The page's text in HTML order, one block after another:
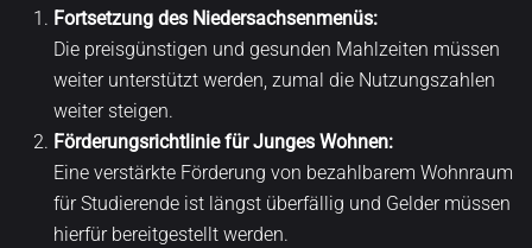
Fortsetzung des Niedersachsenmenüs:
Die preisgünstigen und gesunden Mahlzeiten müssen
weiter unterstützt werden, zumal die Nutzungszahlen
weiter steigen.
Förderungsrichtlinie für Junges Wohnen:
Eine verstärkte Förderung von bezahlbarem Wohnraum
für Studierende ist längst überfällig und Gelder müssen
hierfür bereitgestellt werden.